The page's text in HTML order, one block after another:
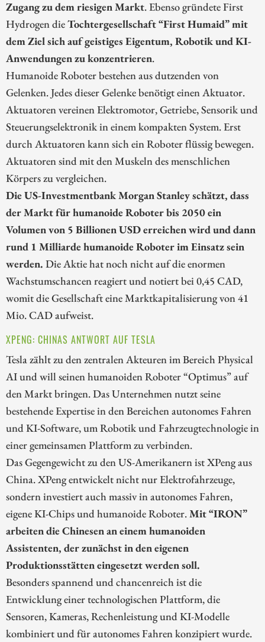
Zugang zu dem riesigen Markt. Ebenso gründete First
Hydrogen dieTochtergesellschaft “First Humaid” mit
dem Ziel sich auf geistiges Eigentum, Robotik und KI-
Anwendungen zu konzentrieren.
Humanoide Roboter bestehen aus dutzenden von
Gelenken. Jedes dieser Gelenke benötigt einen Aktuator.
Aktuatoren vereinen Elektromotor, Getriebe, Sensorik und
Steuerungselektronik in einem kompakten System. Erst
durch Aktuatoren kann sich ein Roboter flüssig bewegen.
Aktuatoren sind mit den Muskeln des menschlichen
Körpers zu vergleichen.
Die US-Investmentbank Morgan Stanley schätzt, dass
der Markt für humanoide Roboter bis 2050 ein
Volumen von 5 Billionen USD erreichen wird und dann
rund 1 Milliarde humanoide Roboter im Einsatz sein
werden. Die Aktie hat noch nicht auf die enormen
Wachstumschancen reagiert und notiert bei 0,45 CAD,
womit die Gesellschaft eine Marktkapitalisierung von 41
Mio. CAD aufweist.
XPENG: CHINAS ANTWORT AUF TESLA
Tesla zählt zu den zentralen Akteuren im Bereich Physical
AI und will seinen humanoiden Roboter “Optimus” auf
den Markt bringen. Das Unternehmen nutzt seine
bestehende Expertise in den Bereichen autonomes Fahren
und KI-Software, um Robotik und Fahrzeugtechnologie in
einer gemeinsamen Plattform zu verbinden.
Das Gegengewicht zu den US-Amerikanern ist XPeng aus
China. XPeng entwickelt nicht nur Elektrofahrzeuge,
sondern investiert auch massiv in autonomes Fahren,
eigene KI-Chips und humanoide Roboter. Mit “IRON”
arbeiten die Chinesen an einem humanoiden
Assistenten, der zunächst in den eigenen
Produktionsstätten eingesetzt werden soll.
Besonders spannend und chancenreich ist die
Entwicklung einer technologischen Plattform, die
Sensoren, Kameras, Rechenleistung und KI-Modelle
kombiniert und für autonomes Fahren konzipiert wurde.